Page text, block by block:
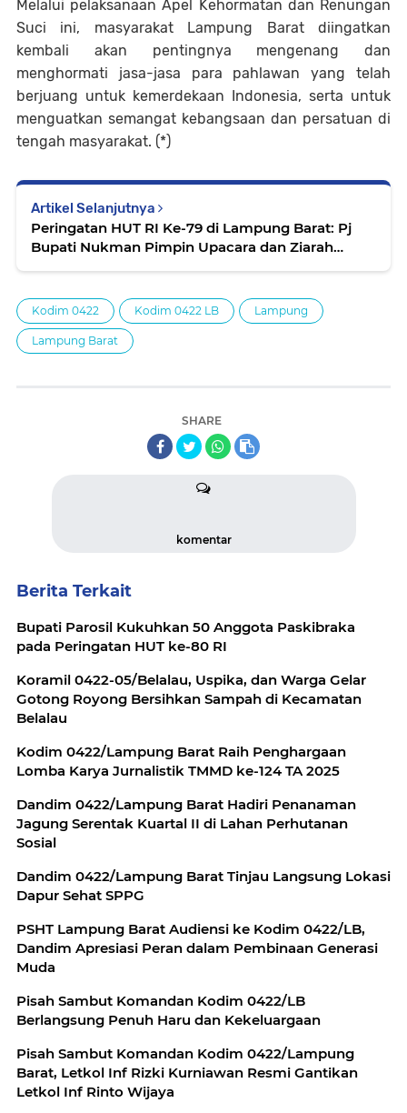
Melalui pelaksanaan Apel Kehormatan dan Renungan
Suci ini, masyarakat Lampung Barat diingatkan
kembali akan pentingnya mengenang dan
menghormati jasa-jasa para pahlawan yang telah
berjuang untuk kemerdekaan Indonesia, serta untuk
menguatkan semangat kebangsaan dan persatuan di
tengah masyarakat. (*)
Artikel Selanjutnya
Peringatan HUT RI Ke-79 di Lampung Barat: Pj
Bupati Nukman Pimpin Upacara dan Ziarah
Kodim 0422 Kodim 0422 LB Lampung
Lampung Barat
SHARE
komentar
Berita Terkait
Bupati Parosil Kukuhkan 50 Anggota Paskibraka
pada Peringatan HUT ke-80 RI
Koramil 0422-05/Belalau, Uspika, dan Warga Gelar
Gotong Royong Bersihkan Sampah di Kecamatan
Belalau
Kodim 0422/Lampung Barat Raih Penghargaan
Lomba Karya Jurnalistik TMMD ke-124 TA 2025
Dandim 0422/Lampung Barat Hadiri Penanaman
Jagung Serentak Kuartal II di Lahan Perhutanan
Sosial
Dandim 0422/Lampung Barat Tinjau Langsung Lokasi
Dapur Sehat SPPG
PSHT Lampung Barat Audiensi ke Kodim 0422/LB,
Dandim Apresiasi Peran dalam Pembinaan Generasi
Muda
Pisah Sambut Komandan Kodim 0422/LB
Berlangsung Penuh Haru dan Kekeluargaan
Pisah Sambut Komandan Kodim 0422/Lampung
Barat, Letkol Inf Rizki Kurniawan Resmi Gantikan
Letkol Inf Rinto Wijaya